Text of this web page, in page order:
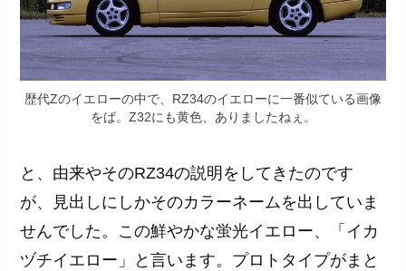
歴代Zのイエローの中で、RZ34のイエローに一番似ている画像
をば。Z32にも黄色、ありましたねぇ。
と、由来やそのRZ34の説明をしてきたのです
が、見出しにしかそのカラーネームを出していま
せんでした。この鮮やかな蛍光イエロー、「イカ
ヅチイエロー」と言います。プロトタイプがまと